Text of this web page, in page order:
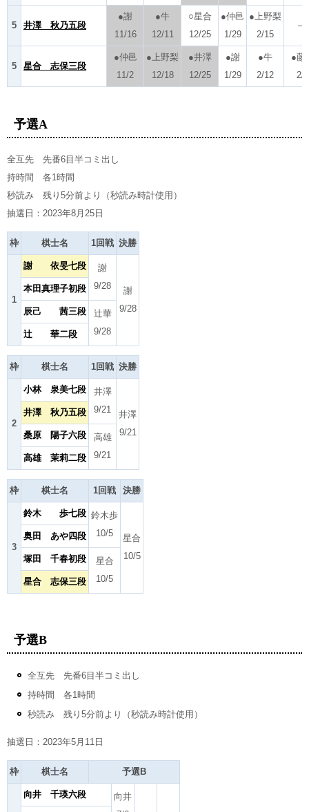
5 井澤 秋乃五段
●謝
11/16
●牛
12/11
○星合
12/25
●仲邑
1/29
●上野梨
2/15
―
5 星合 志保三段
●仲邑
11/2
●上野梨
12/18
●井澤
12/25
●謝
1/29
●牛
2/12
●藤
2/8
予選A
全互先 先番6目半コミ出し
持時間 各1時間
秒読み 残り5分前より（秒読み時計使用）
抽選日：2023年8月25日
枠 棋士名 1回戦 決勝
1
謝 依旻七段
謝
9/28
謝
9/28
本田真理子初段
辰己 茜三段
辻華
9/28
辻 華二段
枠 棋士名 1回戦 決勝
2
小林 泉美七段
井澤
9/21
井澤
9/21
井澤 秋乃五段
桑原 陽子六段
高雄
9/21
高雄 茉莉二段
枠 棋士名 1回戦 決勝
3
鈴木 歩七段 鈴木歩
10/5
星合
10/5
奥田 あや四段
塚田 千春初段
星合
10/5
星合 志保三段
予選B
全互先 先番6目半コミ出し
持時間 各1時間
秒読み 残り5分前より（秒読み時計使用）
抽選日：2023年5月11日
枠 棋士名 予選B
向井 千瑛六段
向井